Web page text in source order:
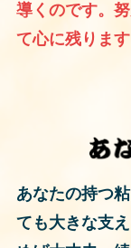
導くのです。
て心に残ります
あなたの持つ
ても大きな支